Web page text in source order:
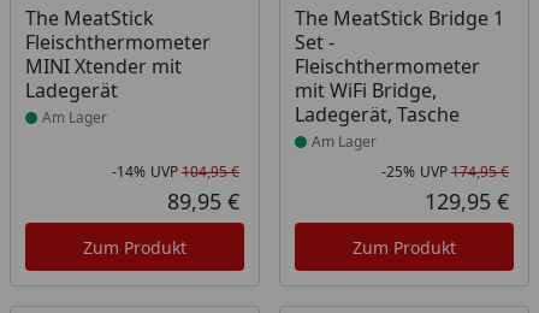
The MeatStick
Fleischthermometer
MINI Xtender mit
Ladegerät
Produkt am Lager
Am Lager
Rabatt in Prozent
-14%
Ursprünglicher Preis
UVP104,95 €
Aktueller Preis
89,95 €
Zum Produkt
The MeatStick Bridge 1
Set -
Fleischthermometer
mit WiFi Bridge,
Ladegerät, Tasche
Produkt am Lager
Am Lager
-25% UVP174,95 €
129,95 €
Zum Produkt